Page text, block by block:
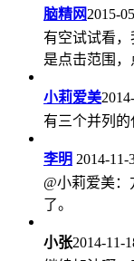
脑精网2015-
有空试试看
是点击范围，
小莉爱美
有三个并列的
李明 2014-11-
@小莉爱美
了。
小张2014-11-